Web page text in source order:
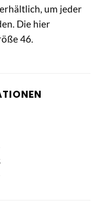
um jeder
Die hier
46.